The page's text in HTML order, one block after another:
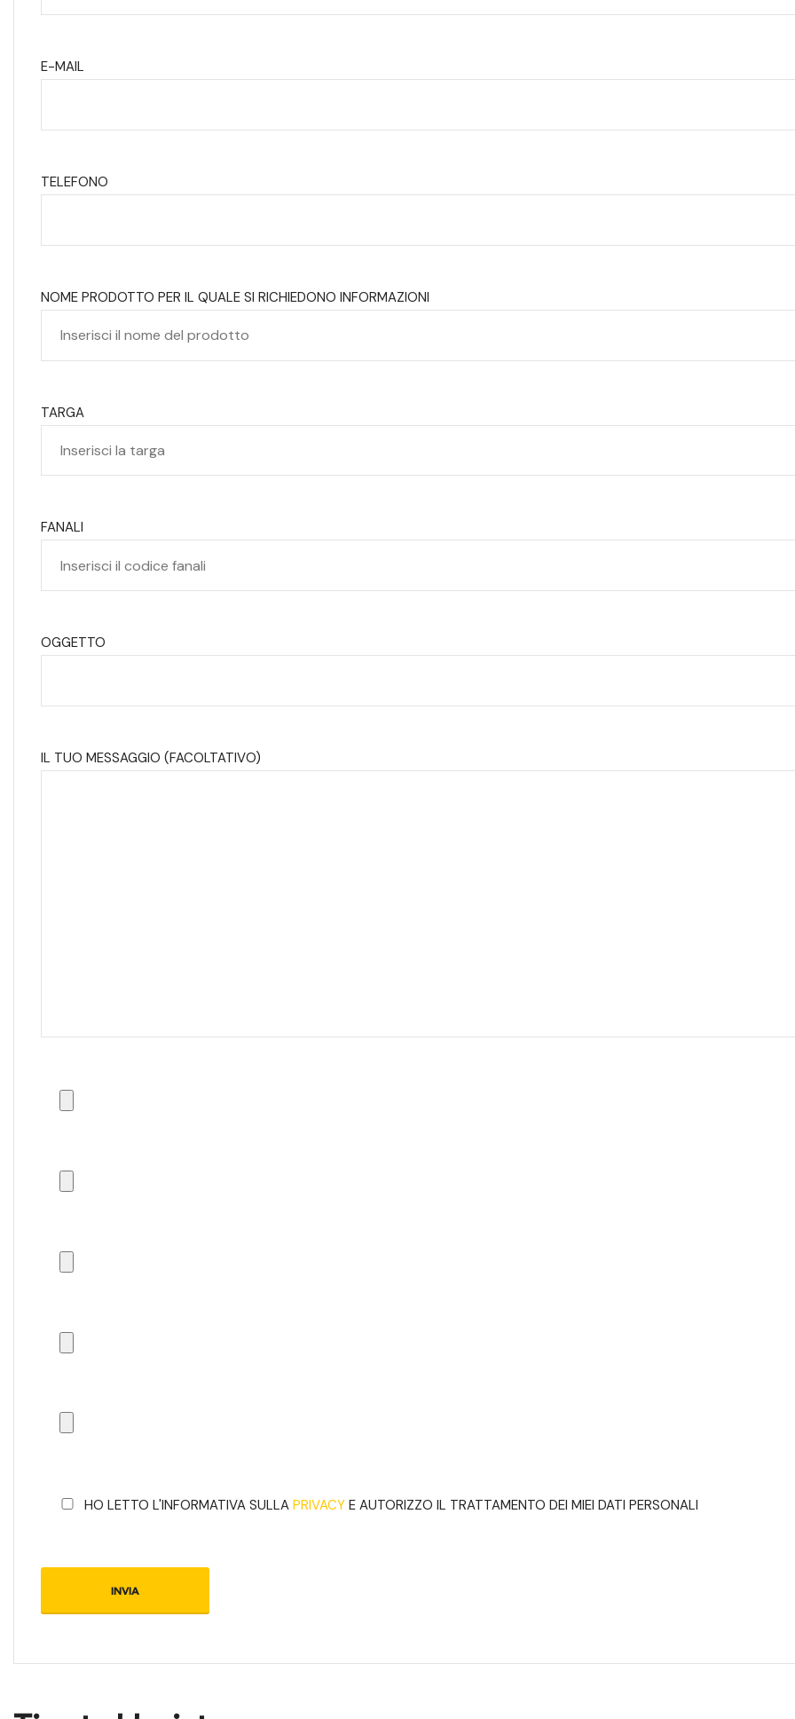
E-MAIL
TELEFONO
NOME PRODOTTO PER IL QUALE SI RICHIEDONO INFORMAZIONI
TARGA
FANALI
OGGETTO
IL TUO MESSAGGIO (FACOLTATIVO)
HO LETTO L'INFORMATIVA SULLA PRIVACY E AUTORIZZO IL TRATTAMENTO DEI MIEI DATI PERSONALI